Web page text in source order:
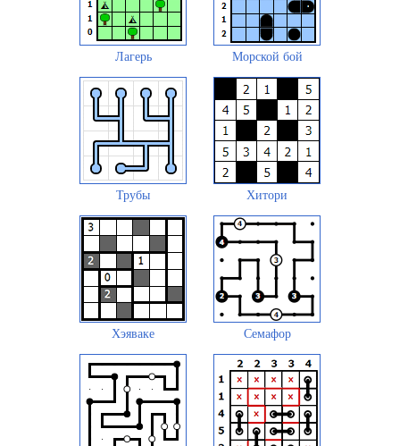
Лагерь Морской бой
Трубы Хитори
Хэяваке Семафор